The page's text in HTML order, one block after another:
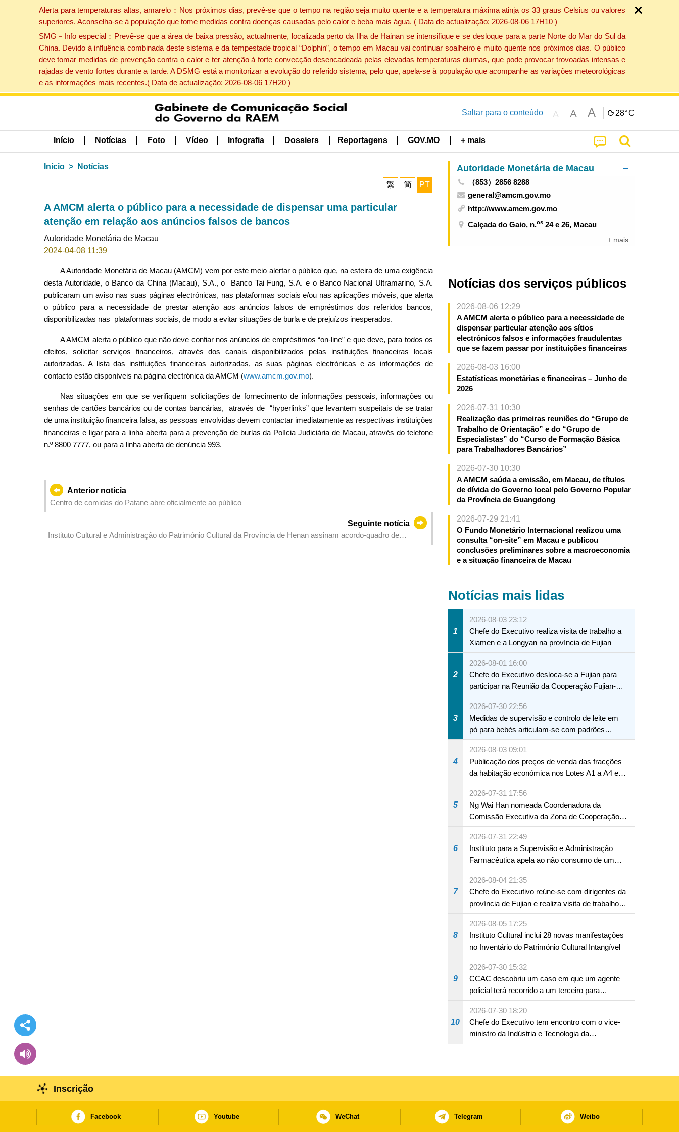
Alerta para temperaturas altas, amarelo：Nos próximos dias, prevê-se que o tempo na região seja muito quente e a temperatura máxima atinja os 33 graus Celsius ou valores
superiores. Aconselha-se à população que tome medidas contra doenças causadas pelo calor e beba mais água. ( Data de actualização: 2026-08-06 17H10 )
SMG－Info especial：Prevê-se que a área de baixa pressão, actualmente, localizada perto da Ilha de Hainan se intensifique e se desloque para a parte Norte do Mar do Sul da
China. Devido à influência combinada deste sistema e da tempestade tropical “Dolphin”, o tempo em Macau vai continuar soalheiro e muito quente nos próximos dias. O público
deve tomar medidas de prevenção contra o calor e ter atenção à forte convecção desencadeada pelas elevadas temperaturas diurnas, que pode provocar trovoadas intensas e
rajadas de vento fortes durante a tarde. A DSMG está a monitorizar a evolução do referido sistema, pelo que, apela-se à população que acompanhe as variações meteorológicas
e as informações mais recentes.( Data de actualização: 2026-08-06 17H20 )
Saltar para o conteúdo A A A 28°C
Início Notícias Foto Vídeo Infografia Dossiers Reportagens GOV.MO + mais
Início Notícias
繁 简 PT
A AMCM alerta o público para a necessidade de dispensar uma particular
atenção em relação aos anúncios falsos de bancos
Autoridade Monetária de Macau
2024-04-08 11:39
A Autoridade Monetária de Macau (AMCM) vem por este meio alertar o público que, na esteira de uma exigência
desta Autoridade, o Banco da China (Macau), S.A., o Banco Tai Fung, S.A. e o Banco Nacional Ultramarino, S.A.
publicaram um aviso nas suas páginas electrónicas, nas plataformas sociais e/ou nas aplicações móveis, que alerta
o público para a necessidade de prestar atenção aos anúncios falsos de empréstimos dos referidos bancos,
disponibilizadas nas plataformas sociais, de modo a evitar situações de burla e de prejuízos inesperados.
A AMCM alerta o público que não deve confiar nos anúncios de empréstimos “on-line” e que deve, para todos os
efeitos, solicitar serviços financeiros, através dos canais disponibilizados pelas instituições financeiras locais
autorizadas. A lista das instituições financeiras autorizadas, as suas páginas electrónicas e as informações de
contacto estão disponíveis na página electrónica da AMCM (www.amcm.gov.mo).
Nas situações em que se verifiquem solicitações de fornecimento de informações pessoais, informações ou
senhas de cartões bancários ou de contas bancárias, através de “hyperlinks” que levantem suspeitais de se tratar
de uma instituição financeira falsa, as pessoas envolvidas devem contactar imediatamente as respectivas instituições
financeiras e ligar para a linha aberta para a prevenção de burlas da Polícia Judiciária de Macau, através do telefone
n.º 8800 7777, ou para a linha aberta de denúncia 993.
Anterior notícia
Centro de comidas do Patane abre oficialmente ao público
Seguinte notícia
Instituto Cultural e Administração do Património Cultural da Província de Henan assinam acordo-quadro de
Autoridade Monetária de Macau
（853）2856 8288
general@amcm.gov.mo
http://www.amcm.gov.mo
Calçada do Gaio, n.os 24 e 26, Macau
+ mais
Notícias dos serviços públicos
2026-08-06 12:29
A AMCM alerta o público para a necessidade de
dispensar particular atenção aos sítios
electrónicos falsos e informações fraudulentas
que se fazem passar por instituições financeiras
2026-08-03 16:00
Estatísticas monetárias e financeiras – Junho de
2026
2026-07-31 10:30
Realização das primeiras reuniões do “Grupo de
Trabalho de Orientação” e do “Grupo de
Especialistas” do “Curso de Formação Básica
para Trabalhadores Bancários”
2026-07-30 10:30
A AMCM saúda a emissão, em Macau, de títulos
de dívida do Governo local pelo Governo Popular
da Província de Guangdong
2026-07-29 21:41
O Fundo Monetário Internacional realizou uma
consulta “on-site” em Macau e publicou
conclusões preliminares sobre a macroeconomia
e a situação financeira de Macau
Notícias mais lidas
1
2026-08-03 23:12
Chefe do Executivo realiza visita de trabalho a
Xiamen e a Longyan na província de Fujian
2
2026-08-01 16:00
Chefe do Executivo desloca-se a Fujian para
participar na Reunião da Cooperação Fujian-
Macau
3
2026-07-30 22:56
Medidas de supervisão e controlo de leite em
pó para bebés articulam-se com padrões
internacionais Serviços interdepartamentais
envidam esforços para assegurar a saúde dos
bebés e crianças, assim como a segurança
alimentar
4
2026-08-03 09:01
Publicação dos preços de venda das fracções
da habitação económica nos Lotes A1 a A4 e
A12 da Zona A dos Novos Aterros
5
2026-07-31 17:56
Ng Wai Han nomeada Coordenadora da
Comissão Executiva da Zona de Cooperação
Aprofundada entre Guangdong e Macau em
Hengqin
6
2026-07-31 22:49
Instituto para a Supervisão e Administração
Farmacêutica apela ao não consumo de um
produto com substâncias medicamentosas
ocidentais
7
2026-08-04 21:35
Chefe do Executivo reúne-se com dirigentes da
província de Fujian e realiza visita de trabalho
em Fuzhou
8
2026-08-05 17:25
Instituto Cultural inclui 28 novas manifestações
no Inventário do Património Cultural Intangível
9
2026-07-30 15:32
CCAC descobriu um caso em que um agente
policial terá recorrido a um terceiro para
assumir por si a culpa na sequência de uma
infracção rodoviária
10
2026-07-30 18:20
Chefe do Executivo tem encontro com o vice-
ministro da Indústria e Tecnologia da
Informação
Inscrição
Facebook Youtube WeChat Telegram Weibo